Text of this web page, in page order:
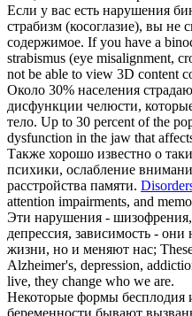
Если у вас есть нарушения
страбизм (косоглазие), вы не
содержимое. If you have a
strabismus (eye misalignment,
not be able to view 3D content
Около 30% населения
дисфункции челюсти,
тело. Up to 30 percent of the
dysfunction in the jaw that
Также хорошо известно о
психики, ослабление
расстройства памяти.
attention impairments, and
Эти нарушения -
депрессия, зависимость -
жизни, но и меняют нас;
Alzheimer's, depression,
live, they change who we are.
Некоторые формы бесплодия